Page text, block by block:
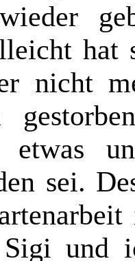
hat
nicht
etwas
sei.
und